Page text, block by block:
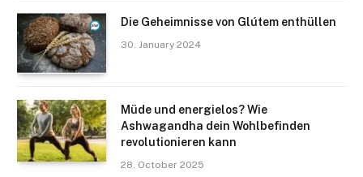
Die Geheimnisse von Glútem enthüllen
30. January 2024
Müde und energielos? Wie
Ashwagandha dein Wohlbefinden
revolutionieren kann
28. October 2025